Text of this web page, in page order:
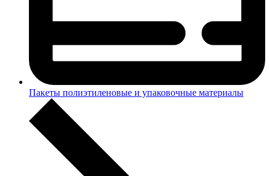
Пакеты полиэтиленовые и упаковочные материалы